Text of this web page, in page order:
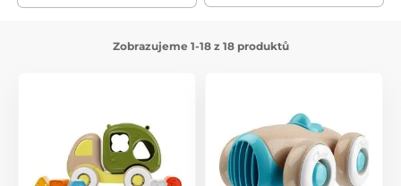
Pro zábavu vašich malých dobrodruhů a jejich kamarádů
velikostech. Jestliže se vaše děti zajímají o rychlost - ať už na
preferujete vzdušné, pozemní nebo vodní dobrodružství,
máme pro vás správnou hračku!
Poněkud rychlejší zážitek můžete zažít s dálkově
ovládanýmipolicejníminebo hasičskými auty . A co
Zobrazujeme 1-18 z 18 produktů